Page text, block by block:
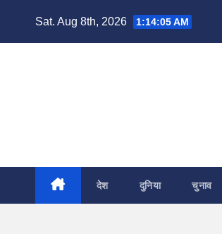
Sat. Aug 8th, 2026 1:14:06 AM
देश दुनिया चुनाव